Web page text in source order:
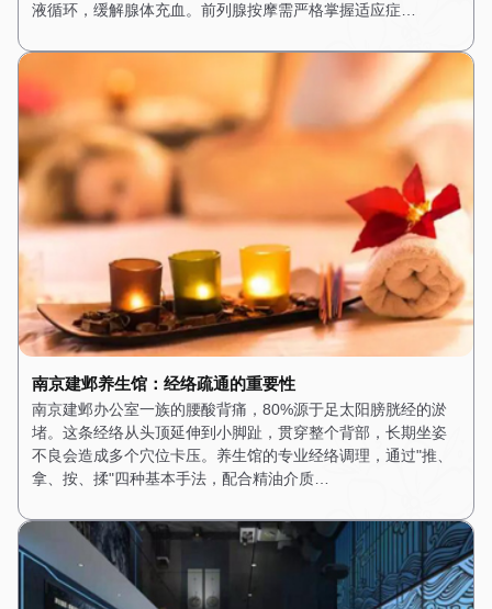
液循环，缓解腺体充血。前列腺按摩需严格掌握适应症…
南京建邺养生馆：经络疏通的重要性
南京建邺办公室一族的腰酸背痛，80%源于足太阳膀胱经的淤
堵。这条经络从头顶延伸到小脚趾，贯穿整个背部，长期坐姿
不良会造成多个穴位卡压。养生馆的专业经络调理，通过"推、
拿、按、揉"四种基本手法，配合精油介质…